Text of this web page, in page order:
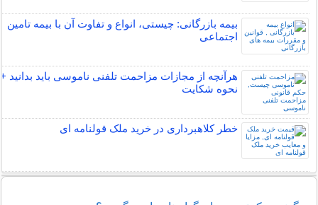
بیمه بازرگانی: چیستی، انواع و تفاوت آن با بیمه تامین
اجتماعی
هرآنچه از مجازات مزاحمت تلفنی ناموسی باید بدانید +
نحوه شکایت
خطر کلاهبرداری در خرید ملک قولنامه ای